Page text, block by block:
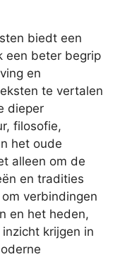
biedt een
een beter begrip
en
te vertalen
dieper
filosofie,
het oude
alleen om de
en tradities
verbindingen
en het heden,
krijgen in